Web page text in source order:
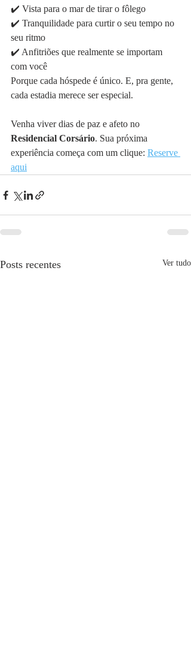
✔️ Vista para o mar de tirar o fôlego
✔️ Tranquilidade para curtir o seu tempo no
seu ritmo
✔️ Anfitriões que realmente se importam
com você
Porque cada hóspede é único. E, pra gente,
cada estadia merece ser especial.
Venha viver dias de paz e afeto no
Residencial Corsário. Sua próxima
experiência começa com um clique: Reserve
aqui
Posts recentes Ver tudo